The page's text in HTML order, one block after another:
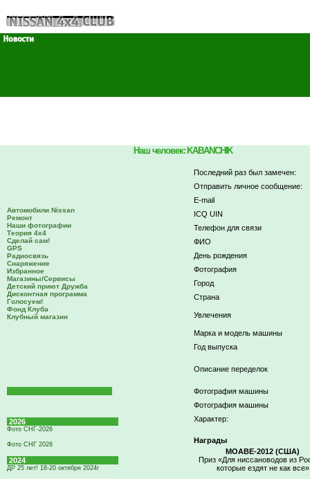
Автомобили Nissan
Ремонт
Наши фотографии
Теория 4х4
Сделай сам!
GPS
Радиосвязь
Снаряжение
Избранное
Магазины/Сервисы
Детский приют Дружба
Дисконтная программа
Голосуем!
Фонд Клуба
Клубный магазин
2026
Фото СНГ-2026
Фото СНГ 2026
2024
ДР 25 лет! 18-20 октября 2024г
Наш человек: KABANCHIK
Последний раз был замечен:
Отправить личное сообщение:
E-mail
ICQ UIN
Телефон для связи
ФИО
День рождения
Фотография
Город
Страна
Увлечения
Марка и модель машины
Год выпуска
Описание переделок
Фотография машины
Фотография машины
Характер:
Награды
MOABE-2012 (США)
Приз «Для ниссановодов из
которые ездят не как все»